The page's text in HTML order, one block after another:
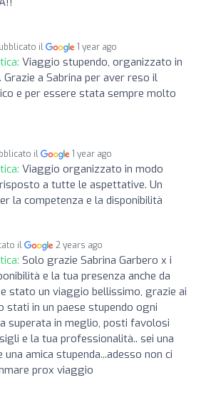
il 1 year ago
Viaggio stupendo, organizzato in
Grazie a Sabrina per aver reso il
e per essere stata sempre molto
il 1 year ago
Viaggio organizzato in modo
a tutte le aspettative. Un
la competenza e la disponibilità
il 2 years ago
Solo grazie Sabrina Garbero x i
e la tua presenza anche da
stato un viaggio bellissimo, grazie ai
stati in un paese stupendo ogni
superata in meglio, posti favolosi
e la tua professionalità.. sei una
una amica stupenda...adesso non ci
prox viaggio